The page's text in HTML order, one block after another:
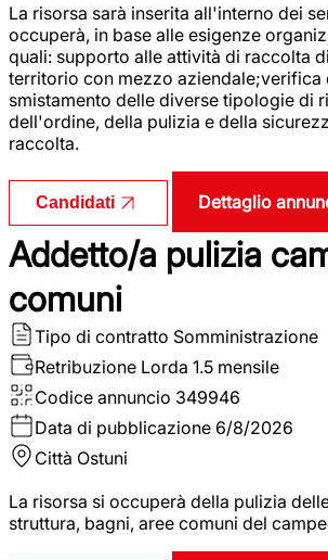
La risorsa sarà inserita all'interno dei
occuperà, in base alle esigenze
quali: supporto alle attività di raccolta
territorio con mezzo aziendale;verifica
smistamento delle diverse tipologie di
dell'ordine, della pulizia e della
raccolta.
Candidati Dettaglio
Addetto/a pulizia
comuni
Tipo di contratto Somministrazione
Retribuzione Lorda 1.5 mensile
Codice annuncio 349946
Data di pubblicazione 6/8/2026
Città Ostuni
La risorsa si occuperà della pulizia
struttura, bagni, aree comuni del